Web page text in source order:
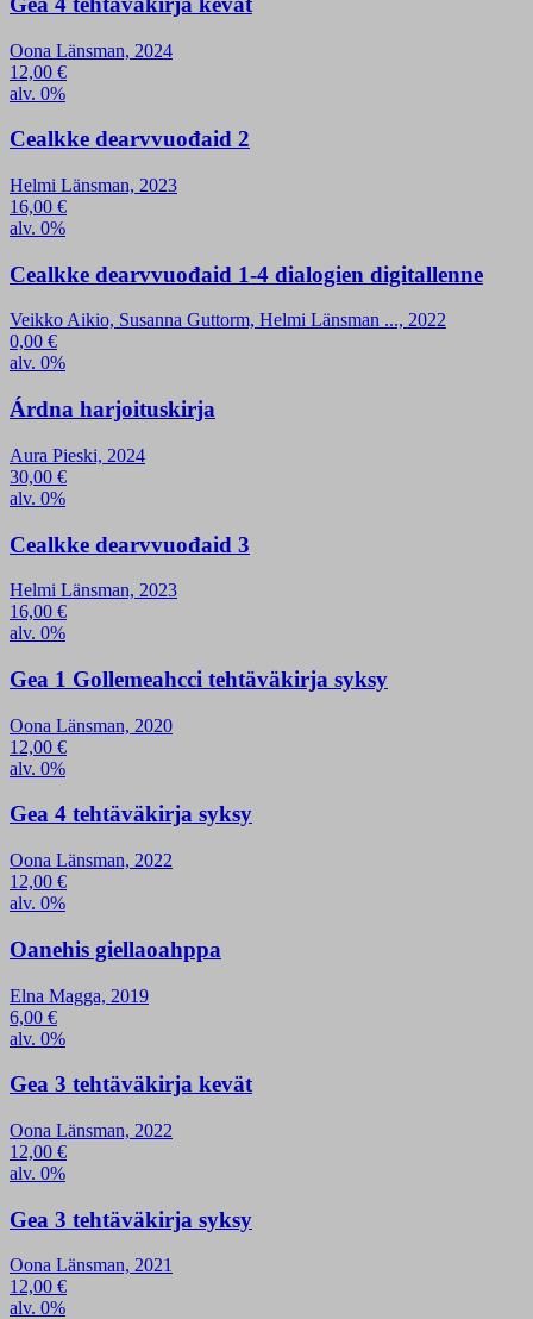
Oona Länsman, 2024
12,00 €
alv. 0%
Cealkke dearvvuođaid 2
Helmi Länsman, 2023
16,00 €
alv. 0%
Cealkke dearvvuođaid 1-4 dialogien digitallenne
Veikko Aikio, Susanna Guttorm, Helmi Länsman ..., 2022
0,00 €
alv. 0%
Árdna harjoituskirja
Aura Pieski, 2024
30,00 €
alv. 0%
Cealkke dearvvuođaid 3
Helmi Länsman, 2023
16,00 €
alv. 0%
Gea 1 Gollemeahcci tehtäväkirja syksy
Oona Länsman, 2020
12,00 €
alv. 0%
Gea 4 tehtäväkirja syksy
Oona Länsman, 2022
12,00 €
alv. 0%
Oanehis giellaoahppa
Elna Magga, 2019
6,00 €
alv. 0%
Gea 3 tehtäväkirja kevät
Oona Länsman, 2022
12,00 €
alv. 0%
Gea 3 tehtäväkirja syksy
Oona Länsman, 2021
12,00 €
alv. 0%